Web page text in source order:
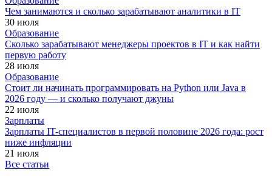
Чем занимаются и сколько зарабатывают аналитики в IT
30 июля
Образование
Сколько зарабатывают менеджеры проектов в IT и как найти
первую работу
28 июля
Образование
Стоит ли начинать программировать на Python или Java в
2026 году — и сколько получают джуны
22 июля
Зарплаты
Зарплаты IT-специалистов в первой половине 2026 года: рост
ниже инфляции
21 июля
Все статьи